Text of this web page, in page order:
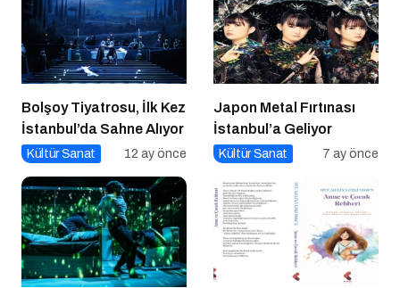
Bolşoy Tiyatrosu, İlk Kez
İstanbul’da Sahne Alıyor
Kültür Sanat 12 ay önce
Japon Metal Fırtınası
İstanbul’a Geliyor
Kültür Sanat 7 ay önce